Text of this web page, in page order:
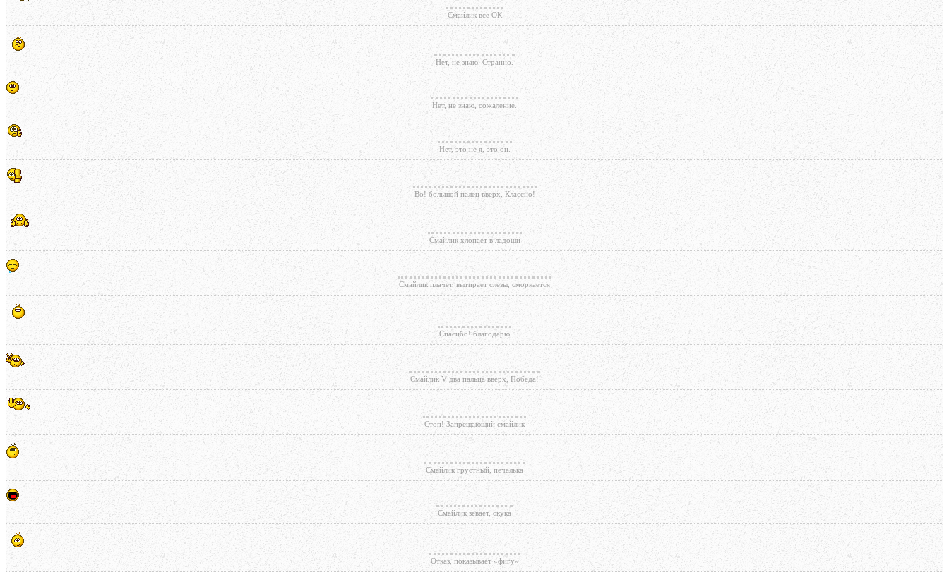
Смайлик всё ОК
Нет, не знаю. Странно.
Нет, не знаю, сожаление.
Нет, это не я, это он.
Во! большой палец вверх, Классно!
Смайлик хлопает в ладоши
Смайлик плачет, вытирает слезы, сморкается
Спасибо! благодарю
Смайлик V два пальца вверх, Победа!
Стоп! Запрещающий смайлик
Смайлик грустный, печалька
Смайлик зевает, скука
Отказ, показывает «фигу»